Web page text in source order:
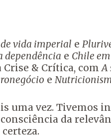
vida imperial e
dependência e Chile
Crise & Crítica, comA
e
uma vez. Tivemos
da